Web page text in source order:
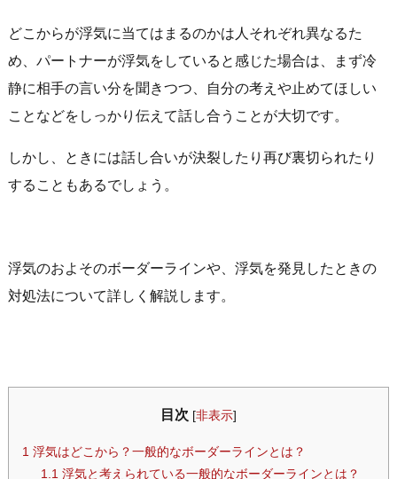
どこからが浮気に当てはまるのかは人それぞれ異なるた
め、パートナーが浮気をしていると感じた場合は、まず冷
静に相手の言い分を聞きつつ、自分の考えや止めてほしい
ことなどをしっかり伝えて話し合うことが大切です。
しかし、ときには話し合いが決裂したり再び裏切られたり
することもあるでしょう。
浮気のおよそのボーダーラインや、浮気を発見したときの
対処法について詳しく解説します。
目次 [非表示]
1 浮気はどこから？一般的なボーダーラインとは？
1.1 浮気と考えられている一般的なボーダーラインとは？